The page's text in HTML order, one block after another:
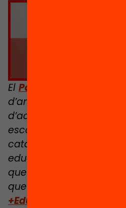
El Passaport Edunauta
d’ampliació
d’acreditació dels
escola per a infants de
catalitza i connecta
educativa d’un territori.
que sorgeix en el marc
que està impulsada per
+Educació